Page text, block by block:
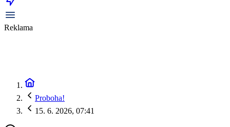
Reklama
Proboha!
15. 6. 2026, 07:41